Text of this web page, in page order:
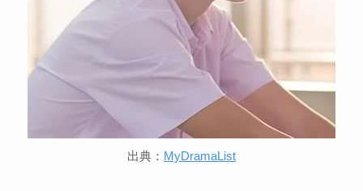
出典： MyDramaList